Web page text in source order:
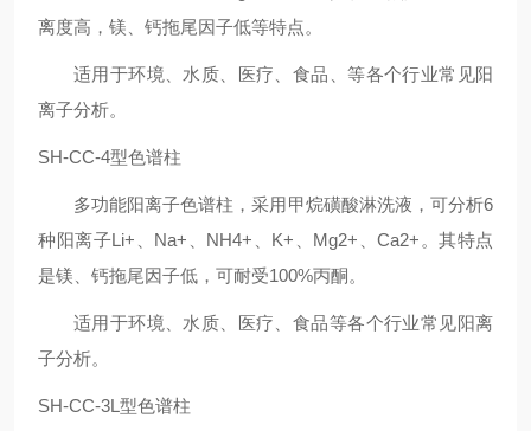
离度高，镁、钙拖尾因子低等特点。
适用于环境、水质、医疗、食品、等各个行业常见阳
离子分析。
SH-CC-4型色谱柱
多功能阳离子色谱柱，采用甲烷磺酸淋洗液，可分析6
种阳离子Li+、Na+、NH4+、K+、Mg2+、Ca2+。其特点
是镁、钙拖尾因子低，可耐受100%丙酮。
适用于环境、水质、医疗、食品等各个行业常见阳离
子分析。
SH-CC-3L型色谱柱